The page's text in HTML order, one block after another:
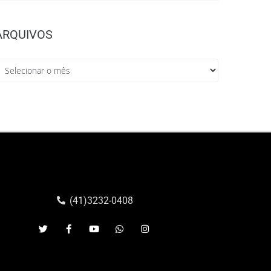
(41)3232-0408